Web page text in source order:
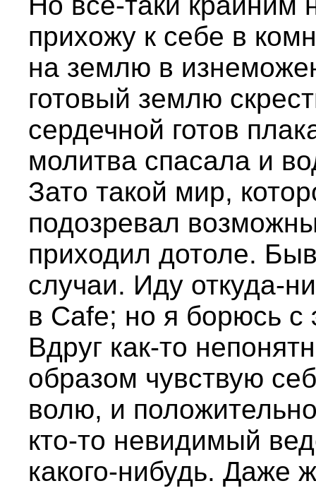
прихожу к себе в
на землю в
готовый землю
сердечной готов
молитва спасала и
Зато такой мир,
подозревал
приходил дотоле.
случаи. Иду откуда-
в Cafe; но я борюсь
Вдруг как-то
образом чувствую
волю, и
кто-то невидимый
какого-нибудь. Даже